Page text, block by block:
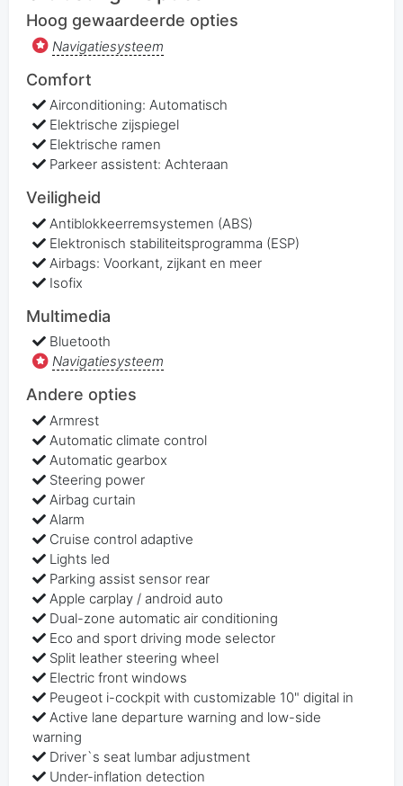
Hoog gewaardeerde opties
Navigatiesysteem
Comfort
Airconditioning: Automatisch
Elektrische zijspiegel
Elektrische ramen
Parkeer assistent: Achteraan
Veiligheid
Antiblokkeerremsystemen (ABS)
Elektronisch stabiliteitsprogramma (ESP)
Airbags: Voorkant, zijkant en meer
Isofix
Multimedia
Bluetooth
Navigatiesysteem
Andere opties
Armrest
Automatic climate control
Automatic gearbox
Steering power
Airbag curtain
Alarm
Cruise control adaptive
Lights led
Parking assist sensor rear
Apple carplay / android auto
Dual-zone automatic air conditioning
Eco and sport driving mode selector
Split leather steering wheel
Electric front windows
Peugeot i-cockpit with customizable 10" digital in
Active lane departure warning and low-side
warning
Driver`s seat lumbar adjustment
Under-inflation detection